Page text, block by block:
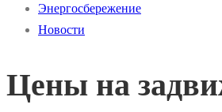
Энергосбережение
Новости
Цены на